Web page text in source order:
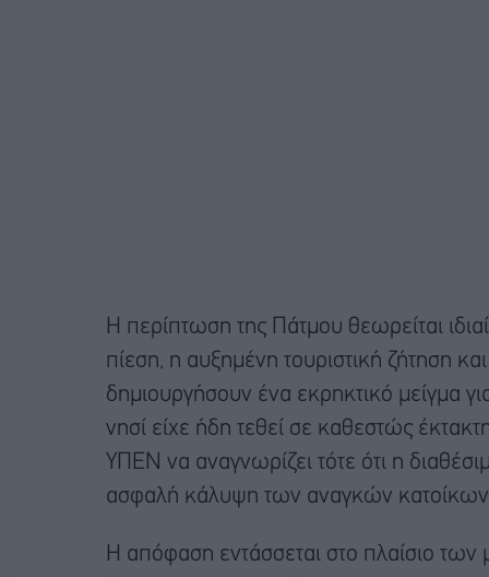
Η περίπτωση της Πάτμου θεωρείται
πίεση, η αυξημένη τουριστική ζήτηση
δημιουργήσουν ένα εκρηκτικό μείγμα
νησί είχε ήδη τεθεί σε καθεστώς
ΥΠΕΝ να αναγνωρίζει τότε ότι η
ασφαλή κάλυψη των αναγκών κατοίκων
Η απόφαση εντάσσεται στο πλαίσιο